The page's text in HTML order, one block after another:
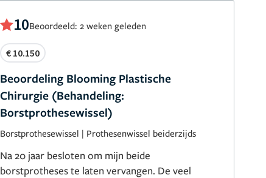
10Beoordeeld: 2 weken geleden
€ 10.150
Beoordeling Blooming Plastische
Chirurgie (Behandeling:
Borstprothesewissel)
Borstprothesewissel | Prothesenwissel beiderzijds
Na 20 jaar besloten om mijn beide
borstprotheses te laten vervangen. De veel